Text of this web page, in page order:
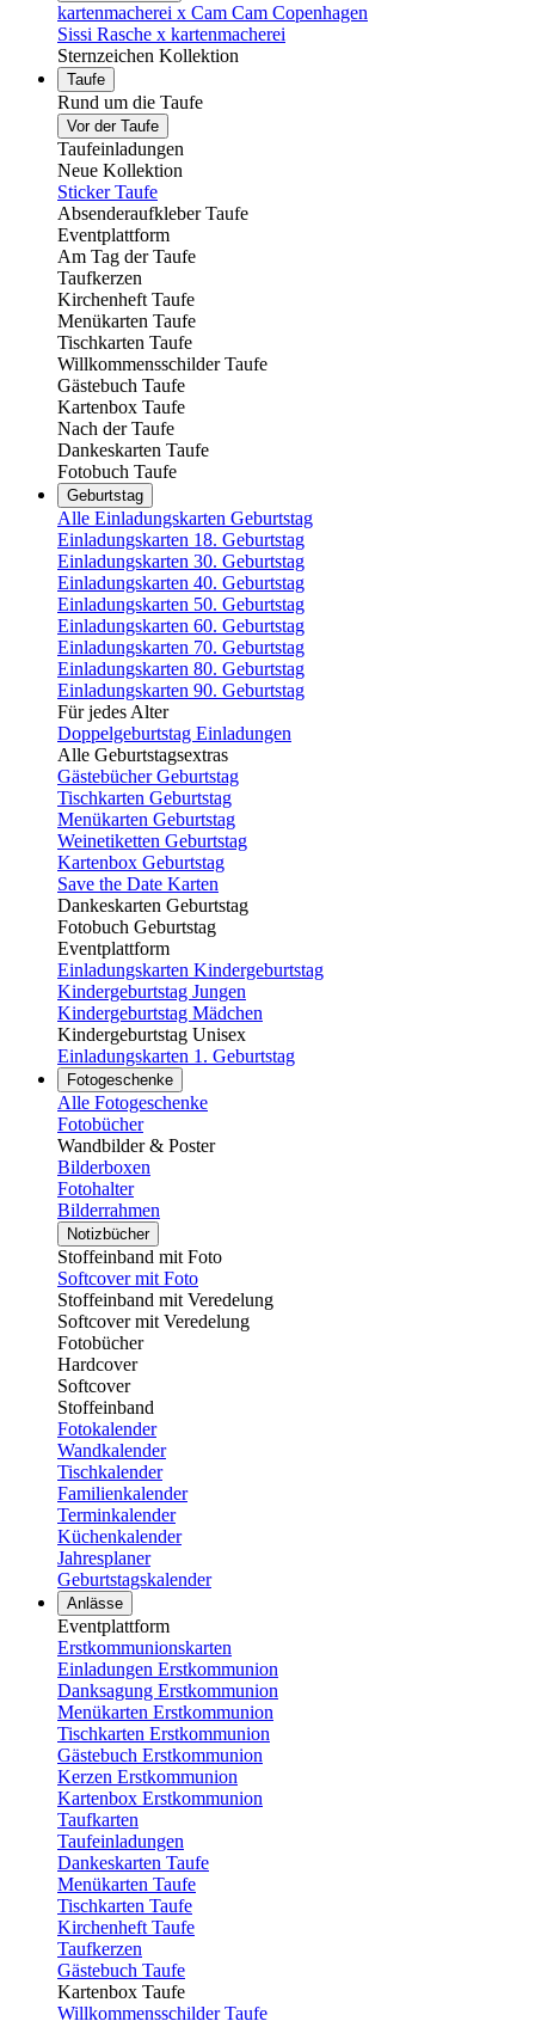
kartenmacherei x Cam Cam Copenhagen
Sissi Rasche x kartenmacherei
Sternzeichen Kollektion
Taufe
Rund um die Taufe
Vor der Taufe
Taufeinladungen
Neue Kollektion
Sticker Taufe
Absenderaufkleber Taufe
Eventplattform
Am Tag der Taufe
Taufkerzen
Kirchenheft Taufe
Menükarten Taufe
Tischkarten Taufe
Willkommensschilder Taufe
Gästebuch Taufe
Kartenbox Taufe
Nach der Taufe
Dankeskarten Taufe
Fotobuch Taufe
Geburtstag
Alle Einladungskarten Geburtstag
Einladungskarten 18. Geburtstag
Einladungskarten 30. Geburtstag
Einladungskarten 40. Geburtstag
Einladungskarten 50. Geburtstag
Einladungskarten 60. Geburtstag
Einladungskarten 70. Geburtstag
Einladungskarten 80. Geburtstag
Einladungskarten 90. Geburtstag
Für jedes Alter
Doppelgeburtstag Einladungen
Alle Geburtstagsextras
Gästebücher Geburtstag
Tischkarten Geburtstag
Menükarten Geburtstag
Weinetiketten Geburtstag
Kartenbox Geburtstag
Save the Date Karten
Dankeskarten Geburtstag
Fotobuch Geburtstag
Eventplattform
Einladungskarten Kindergeburtstag
Kindergeburtstag Jungen
Kindergeburtstag Mädchen
Kindergeburtstag Unisex
Einladungskarten 1. Geburtstag
Fotogeschenke
Alle Fotogeschenke
Fotobücher
Wandbilder & Poster
Bilderboxen
Fotohalter
Bilderrahmen
Notizbücher
Stoffeinband mit Foto
Softcover mit Foto
Stoffeinband mit Veredelung
Softcover mit Veredelung
Fotobücher
Hardcover
Softcover
Stoffeinband
Fotokalender
Wandkalender
Tischkalender
Familienkalender
Terminkalender
Küchenkalender
Jahresplaner
Geburtstagskalender
Anlässe
Eventplattform
Erstkommunionskarten
Einladungen Erstkommunion
Danksagung Erstkommunion
Menükarten Erstkommunion
Tischkarten Erstkommunion
Gästebuch Erstkommunion
Kerzen Erstkommunion
Kartenbox Erstkommunion
Taufkarten
Taufeinladungen
Dankeskarten Taufe
Menükarten Taufe
Tischkarten Taufe
Kirchenheft Taufe
Taufkerzen
Gästebuch Taufe
Kartenbox Taufe
Willkommensschilder Taufe